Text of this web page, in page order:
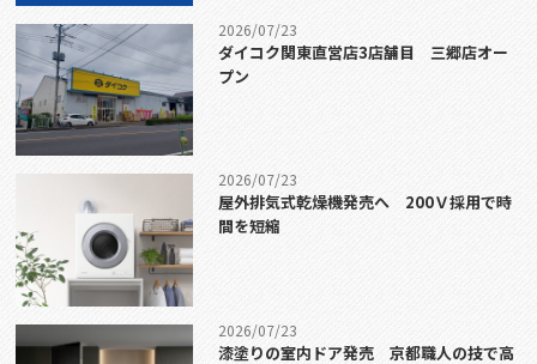
2026/07/23
ダイコク関東直営店3店舗目 三郷店オー
プン
2026/07/23
屋外排気式乾燥機発売へ 200Ｖ採用で時
間を短縮
2026/07/23
漆塗りの室内ドア発売 京都職人の技で高